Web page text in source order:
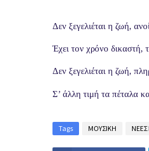
Δεν ξεγελιέται η ζωή,
Έχει τον χρόνο δικαστή,
Δεν ξεγελιέται η ζωή,
Σ’ άλλη τιμή τα πέταλα
Tags ΜΟΥΣΙΚΗ